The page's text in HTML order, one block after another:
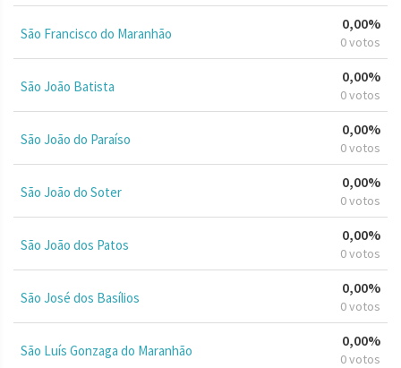
São Francisco do Maranhão
0,00%
0 votos
São João Batista
0,00%
0 votos
São João do Paraíso
0,00%
0 votos
São João do Soter
0,00%
0 votos
São João dos Patos
0,00%
0 votos
São José dos Basílios
0,00%
0 votos
São Luís Gonzaga do Maranhão
0,00%
0 votos